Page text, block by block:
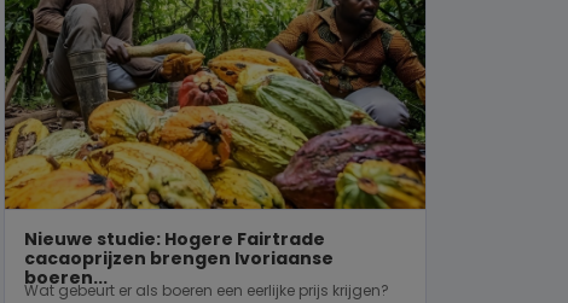
Nieuwe studie: Hogere Fairtrade
cacaoprijzen brengen Ivoriaanse
boeren...
Wat gebeurt er als boeren een eerlijke prijs krijgen?